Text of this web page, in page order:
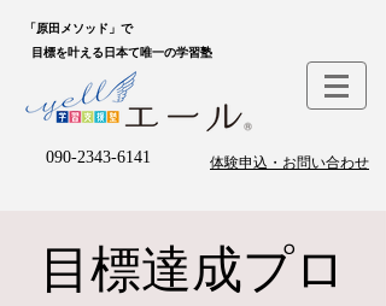
「原田メソッド」で
目標を叶える日本て唯一の学習塾
090-2343-6141 体験申込・お問い合わせ
目標達成プロ